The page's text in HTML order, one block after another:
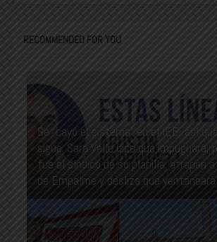
RECOMMENDED FOR YOU
Se “cayó el sistema” en el IEE, así
sigue; Sara Valle dice que impugnará,
fue el síndico de su planilla; atrapan
de Empalme y desliza que